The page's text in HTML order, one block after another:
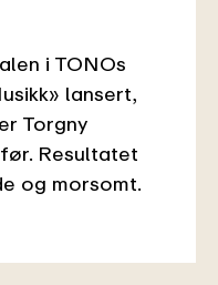
i TONOs
lansert,
Torgny
Resultatet
og morsomt.